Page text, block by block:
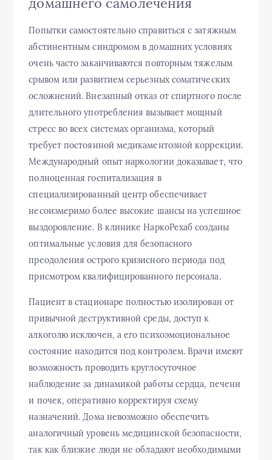
Попытки самостоятельно справиться с затяжным
абстинентным синдромом в домашних условиях
очень часто заканчиваются повторным тяжелым
срывом или развитием серьезных соматических
осложнений. Внезапный отказ от спиртного после
длительного употребления вызывает мощный
стресс во всех системах организма, который
требует постоянной медикаментозной коррекции.
Международный опыт наркологии доказывает, что
полноценная госпитализация в
специализированный центр обеспечивает
несоизмеримо более высокие шансы на успешное
выздоровление. В клинике НаркоРехаб созданы
оптимальные условия для безопасного
преодоления острого кризисного периода под
присмотром квалифицированного персонала.
Пациент в стационаре полностью изолирован от
привычной деструктивной среды, доступ к
алкоголю исключен, а его психоэмоциональное
состояние находится под контролем. Врачи имеют
возможность проводить круглосуточное
наблюдение за динамикой работы сердца, печени
и почек, оперативно корректируя схему
назначений. Дома невозможно обеспечить
аналогичный уровень медицинской безопасности,
так как близкие люди не обладают необходимыми